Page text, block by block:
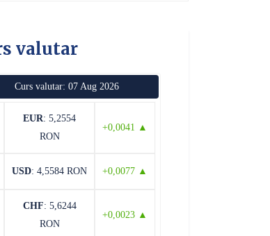
valutar
Curs valutar: 07 Aug 2026
EUR: 5,2554
RON
+0,0041 ▲
USD: 4,5584 RON +0,0077 ▲
CHF: 5,6244
RON
+0,0023 ▲